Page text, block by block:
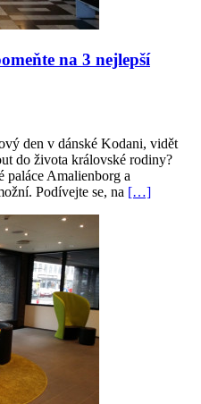
na 3 nejlepší
den v dánské Kodani, vidět
do života královské rodiny?
paláce Amalienborg a
Podívejte se, na […]